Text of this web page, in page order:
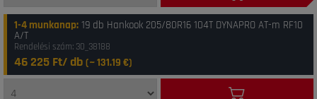
1-4 munkanap: 19 db Hankook 205/80R16 104T DYNAPRO AT-m RF10
A/T
Rendelési szám: 30_38188
46 225 Ft/ db (~131.19 €)